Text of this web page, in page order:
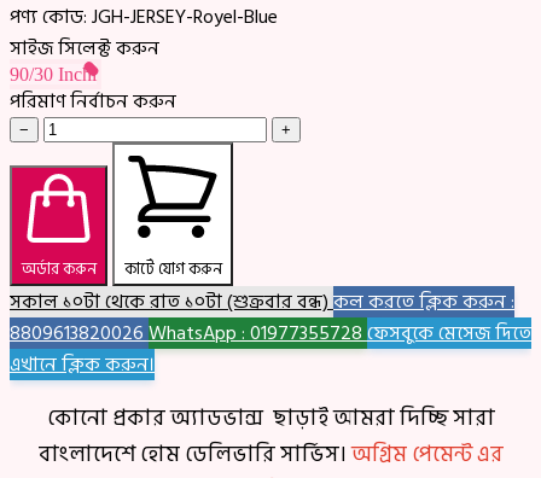
পণ্য কোড:JGH-JERSEY-Royel-Blue
সাইজ সিলেক্ট করুন
90/30 Inchi
পরিমাণ নির্বাচন করুন
− +
অর্ডার করুন কার্টে যোগ করুন
সকাল ১০টা থেকে রাত ১০টা (শুক্রবার বন্ধ)কল করতে ক্লিক করুন :
8809613820026WhatsApp : 01977355728ফেসবুকে মেসেজ দিতে
এখানে ক্লিক করুন।
কোনো প্রকার অ্যাডভান্স ছাড়াই আমরা দিচ্ছি সারা
বাংলাদেশে হোম ডেলিভারি সার্ভিস।অগ্রিম পেমেন্ট এর